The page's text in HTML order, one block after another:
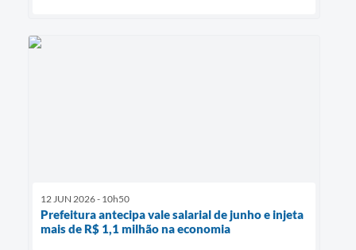
12 JUN 2026 - 10h50
Prefeitura antecipa vale salarial de junho e injeta
mais de R$ 1,1 milhão na economia